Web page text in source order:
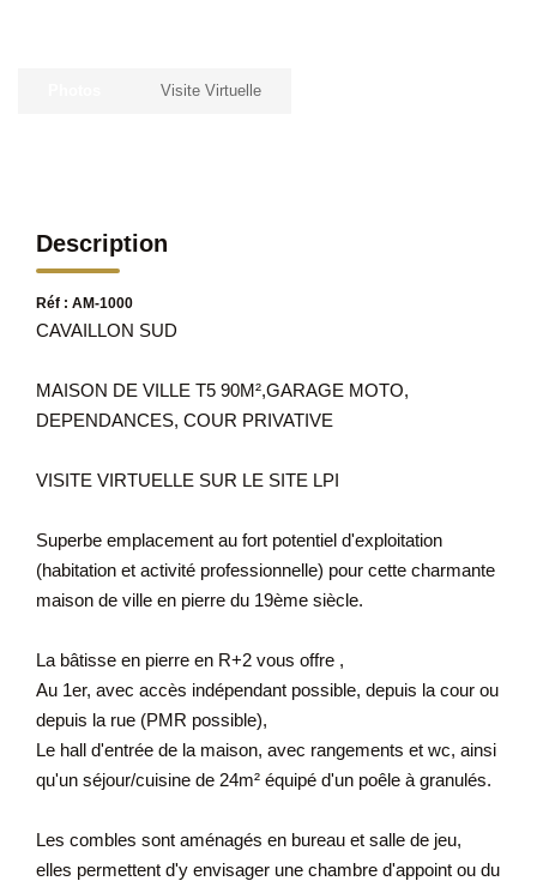
Visite Virtuelle
Description
Réf : AM-1000
CAVAILLON SUD
MAISON DE VILLE T5 90M²,GARAGE MOTO,
DEPENDANCES, COUR PRIVATIVE
VISITE VIRTUELLE SUR LE SITE LPI
Superbe emplacement au fort potentiel d'exploitation
(habitation et activité professionnelle) pour cette charmante
maison de ville en pierre du 19ème siècle.
La bâtisse en pierre en R+2 vous offre ,
Au 1er, avec accès indépendant possible, depuis la cour ou
depuis la rue (PMR possible),
Le hall d'entrée de la maison, avec rangements et wc, ainsi
qu'un séjour/cuisine de 24m² équipé d'un poêle à granulés.
Les combles sont aménagés en bureau et salle de jeu,
elles permettent d'y envisager une chambre d'appoint ou du